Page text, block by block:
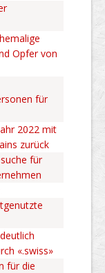
Opfer von
für
2022 mit
zurück
für
«.swiss»
für die